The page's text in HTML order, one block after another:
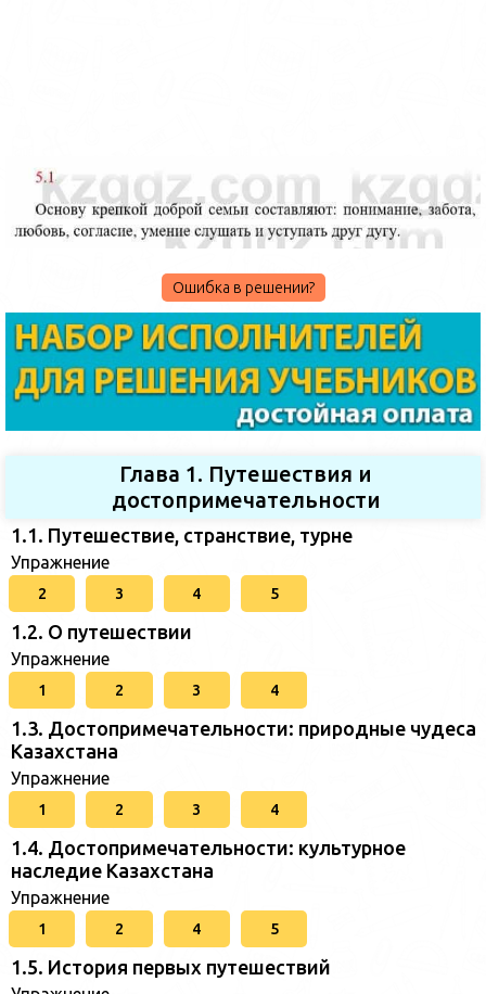
Ошибка в решении?
Глава 1. Путешествия и
достопримечательности
1.1. Путешествие, странствие, турне
Упражнение
2 3 4 5
1.2. О путешествии
Упражнение
1 2 3 4
1.3. Достопримечательности: природные чудеса
Казахстана
Упражнение
1 2 3 4
1.4. Достопримечательности: культурное
наследие Казахстана
Упражнение
1 2 4 5
1.5. История первых путешествий